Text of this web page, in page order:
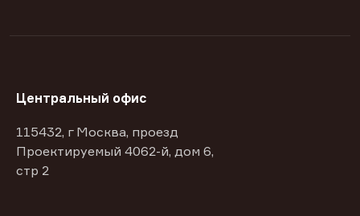
Центральный офис
115432, г Москва, проезд
Проектируемый 4062-й, дом 6,
стр 2